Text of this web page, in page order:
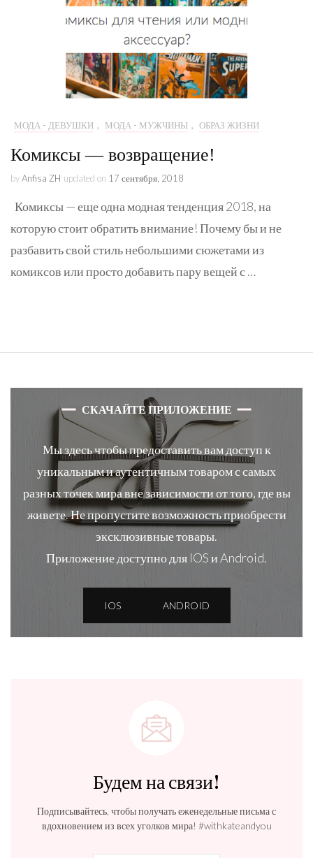
МОДА - ДЕВУШКИ , МОДА - МУЖЧИНЫ , ОБРАЗ ЖИЗНИ
Комиксы — возвращение!
byAnfisa ZH updated on 17 сентября, 2018
Комиксы — еще одна модная тенденция 2018, на
которую стоит обратить внимание! Почему бы и не
разбавить свой стиль небольшими сюжетами из
комиксов или просто добавить пару вещей с …
СКАЧАЙТЕ ПРИЛОЖЕНИЕ
Мы здесь чтобы предоставить вам доступ к
уникальным и аутентичным товаром с самых
разных точек мира вне зависимости от того, где вы
живете. Не пропустите возможность приобрести
эксклюзивные товары.
Приложение доступно для IOS и Android.
IOS ANDROID
Будем на связи!
Подписывайтесь, чтобы получать еженедельные письма с
вдохновением из всех уголков мира! #withkateandyou